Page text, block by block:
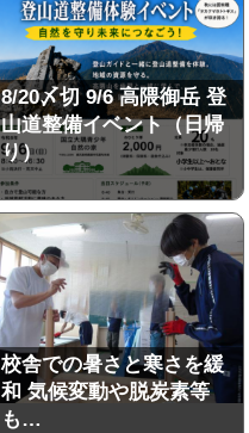
8/20〆切 9/6 高隈御岳 登
山道整備イベント（日帰
り）
校舎での暑さと寒さを緩
和 気候変動や脱炭素等
も…